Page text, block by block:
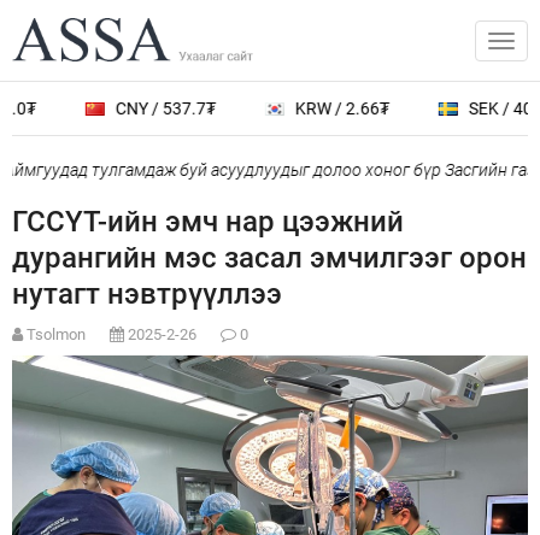
CNY / 537.7₮ KRW / 2.66₮ SEK /
тулгамдаж буй асуудлуудыг долоо хоног бүр Засгийн
ГССҮТ-ийн эмч нар цээжний
дурангийн мэс засал эмчилгээг орон
нутагт нэвтрүүллээ
Tsolmon 2025-2-26 0